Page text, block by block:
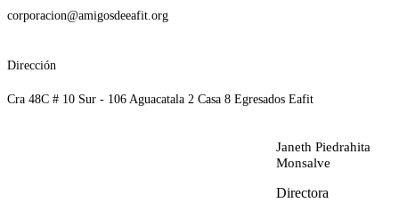
corporacion@amigosdeeafit.org
Dirección
Cra 48C # 10 Sur - 106 Aguacatala 2 Casa 8 Egresados Eafit
Janeth Piedrahita
Monsalve
Directora